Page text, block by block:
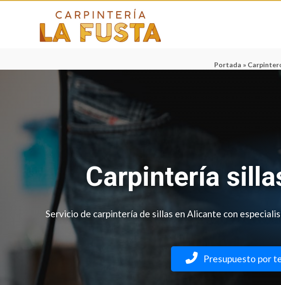
Portada »
Carpintería
Servicio de carpintería de sillas en Alicante con
Presupuesto por